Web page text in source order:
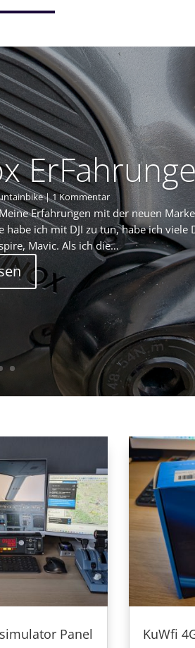
| 1 Kommentar
Erfahrungen mit der neuen
ich mit DJI zu tun, habe ich viele
Mavic. Als ich die…
Panel KuWfi